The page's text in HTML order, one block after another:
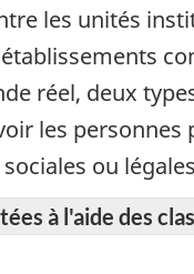
les unités
réel, deux
les
ou
à l'aide des